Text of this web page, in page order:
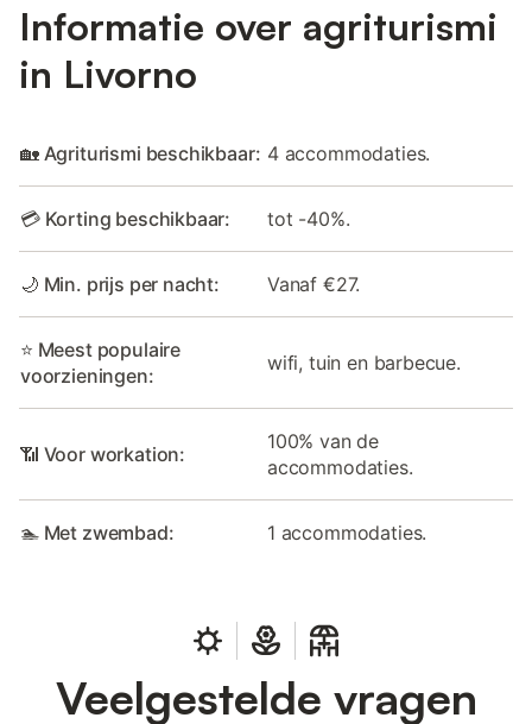
Informatie over agriturismi
in Livorno
🏡 Agriturismi beschikbaar: 4 accommodaties.
💳 Korting beschikbaar: tot -40%.
🌙 Min. prijs per nacht: Vanaf €27.
⭐ Meest populaire
voorzieningen:
wifi, tuin en barbecue.
📶 Voor workation:
100% van de
accommodaties.
🏊 Met zwembad: 1 accommodaties.
Veelgestelde vragen